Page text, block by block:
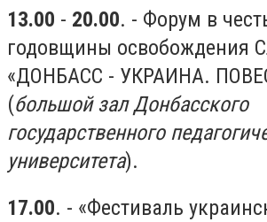
13.00 - 20.00. - Форум в
годовщины освобождения
«ДОНБАСС - УКРАИНА.
(большой зал Донбасского
государственного
университета).
17.00. - «Фестиваль